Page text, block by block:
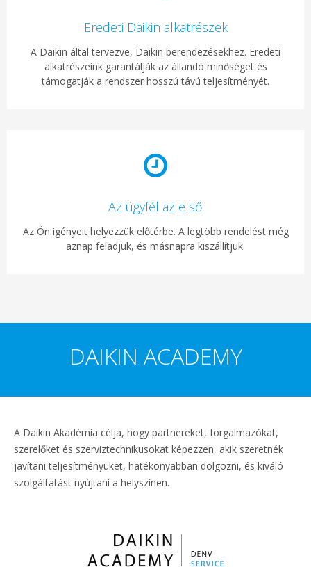
Eredeti Daikin alkatrészek
A Daikin által tervezve, Daikin berendezésekhez. Eredeti
alkatrészeink garantálják az állandó minőséget és
támogatják a rendszer hosszú távú teljesítményét.
Az ügyfél az első
Az Ön igényeit helyezzük előtérbe. A legtöbb rendelést még
aznap feladjuk, és másnapra kiszállítjuk.
DAIKIN ACADEMY
A Daikin Akadémia célja, hogy partnereket, forgalmazókat,
szerelőket és szerviztechnikusokat képezzen, akik szeretnék
javítani teljesítményüket, hatékonyabban dolgozni, és kiváló
szolgáltatást nyújtani a helyszínen.